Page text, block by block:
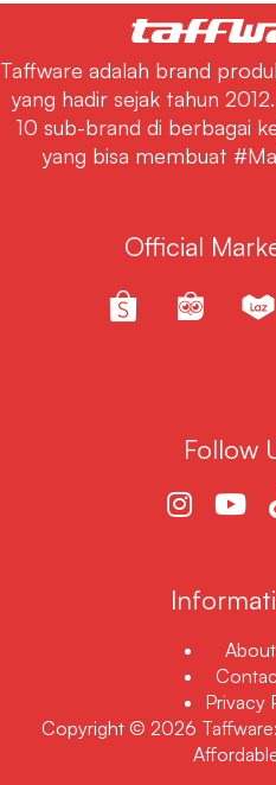
Taffware adalah brand
yang hadir sejak tahun
10 sub-brand di berbagai
yang bisa membuat
Official
Follow
Privacy
Copyright © 2026